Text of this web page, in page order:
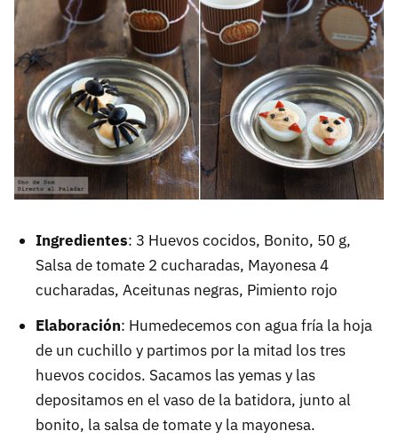
Ingredientes: 3 Huevos cocidos, Bonito, 50 g,
Salsa de tomate 2 cucharadas, Mayonesa 4
cucharadas, Aceitunas negras, Pimiento rojo
Elaboración: Humedecemos con agua fría la hoja
de un cuchillo y partimos por la mitad los tres
huevos cocidos. Sacamos las yemas y las
depositamos en el vaso de la batidora, junto al
bonito, la salsa de tomate y la mayonesa.